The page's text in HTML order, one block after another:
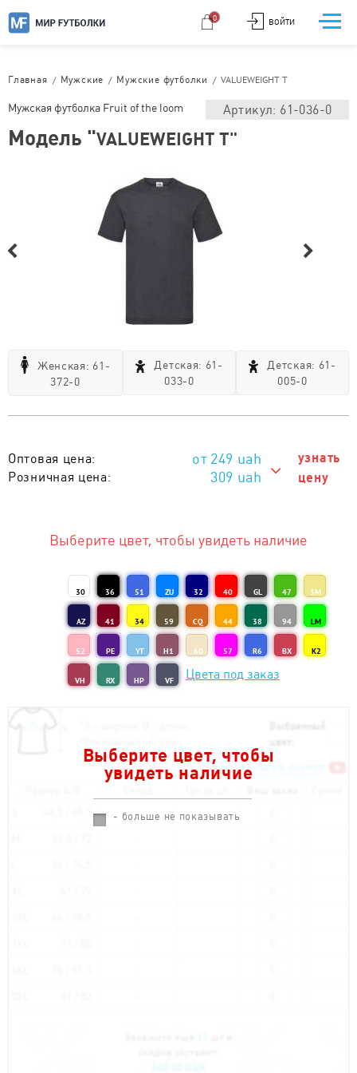
ВОЙТИ
0
Главная / Мужские / Мужские футболки /VALUEWEIGHT T
Женская: 61-
372-0
Детская: 61-
033-0
Детская: 61-
005-0
Оптовая цена: 249 uah
Розничная цена: 309 uah
Тираж от 11 шт. :
узнать
цену
Выберите цвет, чтобы увидеть наличие
30 36 51 ZU 32 40 GL 47 3M
AZ 41 34 59 CQ 44 38 94 LM
52 PE YT H1 60 57 R6 BX K2
VH RX HP VF Цвета под заказ
Выберите цвет, чтобы
увидеть наличие
- больше не показывать
Выбранный
цвет:
Как подобрать размер
Мужская футболка Fruit of the loom Артикул: 61-036-0
Модель "VALUEWEIGHT T"